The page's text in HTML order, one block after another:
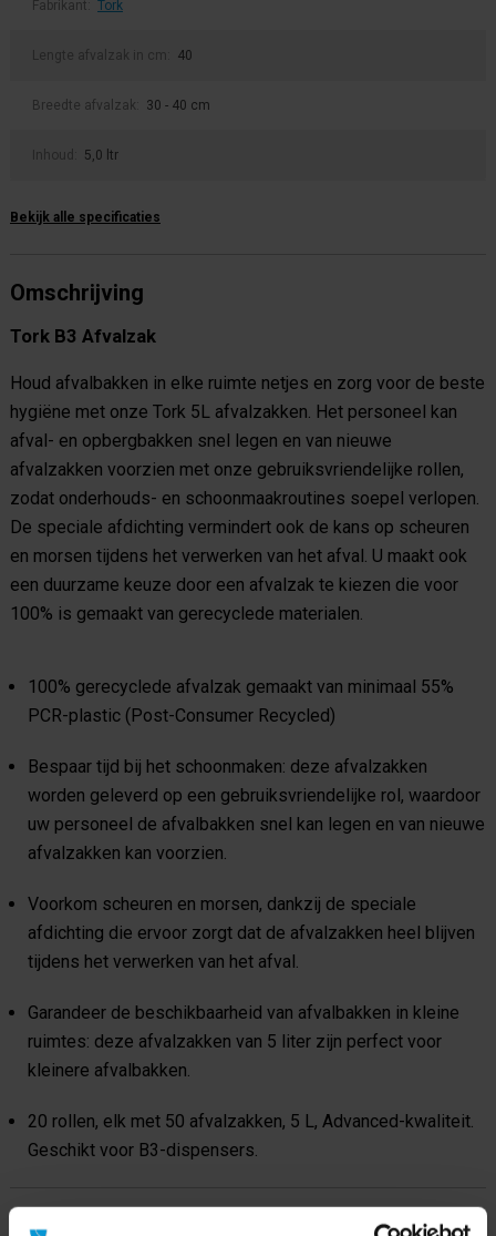
Fabrikant: Tork
Lengte afvalzak in cm: 40
Breedte afvalzak: 30 - 40 cm
Inhoud: 5,0 ltr
Bekijk alle specificaties
Omschrijving
Tork B3 Afvalzak
Houd afvalbakken in elke ruimte netjes en zorg voor de beste
hygiëne met onze Tork 5L afvalzakken. Het personeel kan
afval- en opbergbakken snel legen en van nieuwe
afvalzakken voorzien met onze gebruiksvriendelijke rollen,
zodat onderhouds- en schoonmaakroutines soepel verlopen.
De speciale afdichting vermindert ook de kans op scheuren
en morsen tijdens het verwerken van het afval. U maakt ook
een duurzame keuze door een afvalzak te kiezen die voor
100% is gemaakt van gerecyclede materialen.
100% gerecyclede afvalzak gemaakt van minimaal 55%
PCR-plastic (Post-Consumer Recycled)
Bespaar tijd bij het schoonmaken: deze afvalzakken
worden geleverd op een gebruiksvriendelijke rol, waardoor
uw personeel de afvalbakken snel kan legen en van nieuwe
afvalzakken kan voorzien.
Voorkom scheuren en morsen, dankzij de speciale
afdichting die ervoor zorgt dat de afvalzakken heel blijven
tijdens het verwerken van het afval.
Garandeer de beschikbaarheid van afvalbakken in kleine
ruimtes: deze afvalzakken van 5 liter zijn perfect voor
kleinere afvalbakken.
20 rollen, elk met 50 afvalzakken, 5 L, Advanced-kwaliteit.
Geschikt voor B3-dispensers.
Product specificaties